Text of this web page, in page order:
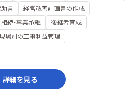
言
経営改善計画書の作成
相続・事業承継
後継者育成
場別の工事利益管理
詳細を見る